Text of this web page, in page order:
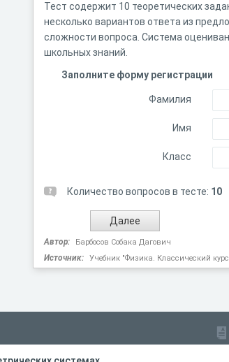
Тест содержит 10 теоретических
несколько вариантов ответа из
сложности вопроса. Система
школьных знаний.
Заполните форму регистрации
Фамилия
Имя
Класс
Количество вопросов в тесте: 10
Автор: Барбосов Собака Дагович
Источник: Учебник "Физика. Классический